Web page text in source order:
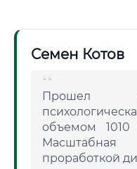
Семен Котов
Прошел
объемом
проработкой